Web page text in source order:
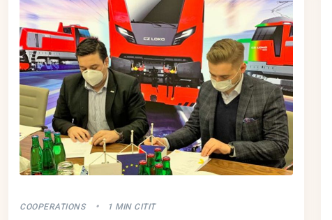
COOPERATIONS 1 MIN CITIT